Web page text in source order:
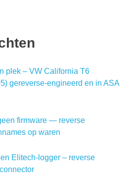
plek – VW California T6
gereverse-engineerd en in ASA
firmware — reverse
op waren
Elitech-logger – reverse